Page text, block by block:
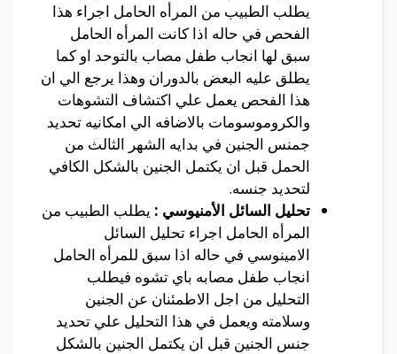
يطلب الطبيب من المرأه الحامل اجراء هذا
الفحص في حاله اذا كانت المرأه الحامل
سبق لها انجاب طفل مصاب بالتوحد او كما
يطلق عليه البعض بالدوران وهذا يرجع الي ان
هذا الفحص يعمل علي اكتشاف التشوهات
والكروموسومات بالاضافه الي امكانيه تحديد
جمنس الجنين في بدايه الشهر الثالث من
الحمل قبل ان يكتمل الجنين بالشكل الكافي
لتحديد جنسه.
تحليل السائل الأمنيوسي : يطلب الطبيب من
المرأه الحامل اجراء تحليل السائل
الامينوسي في حاله اذا سبق للمرأه الحامل
انجاب طفل مصابه باي تشوه فيطلب
التحليل من اجل الاطمئنان عن الجنين
وسلامته ويعمل في هذا التحليل علي تحديد
جنس الجنين قبل ان يكتمل الجنين بالشكل